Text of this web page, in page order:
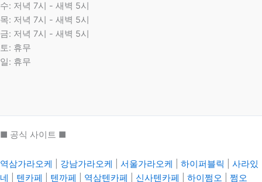
수: 저녁 7시 - 새벽 5시
목: 저녁 7시 - 새벽 5시
금: 저녁 7시 - 새벽 5시
토: 휴무
일: 휴무
■ 공식 사이트 ■
역삼가라오케 강남가라오케 서울가라오케 하이퍼블릭
사라있
네
텐카페 텐까페 역삼텐카페 신사텐카페 하이쩜오 쩜오